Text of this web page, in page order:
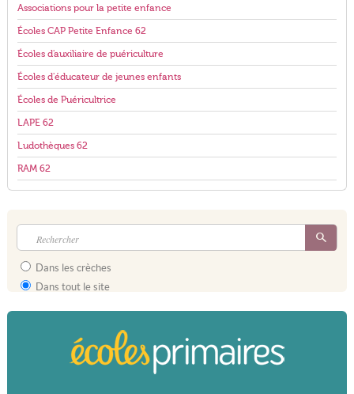
Associations pour la petite enfance
Écoles CAP Petite Enfance 62
Écoles d'auxiliaire de puériculture
Écoles d'éducateur de jeunes enfants
Écoles de Puéricultrice
LAPE 62
Ludothèques 62
RAM 62
Dans les crèches
Dans tout le site